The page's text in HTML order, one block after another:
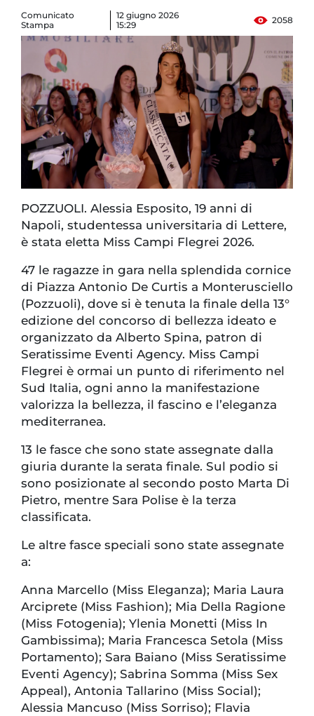
Comunicato
Stampa
12 giugno 2026
15:29
2058
POZZUOLI. Alessia Esposito, 19 anni di
Napoli, studentessa universitaria di Lettere,
è stata eletta Miss Campi Flegrei 2026.
47 le ragazze in gara nella splendida cornice
di Piazza Antonio De Curtis a Monterusciello
(Pozzuoli), dove si è tenuta la finale della 13°
edizione del concorso di bellezza ideato e
organizzato da Alberto Spina, patron di
Seratissime Eventi Agency. Miss Campi
Flegrei è ormai un punto di riferimento nel
Sud Italia, ogni anno la manifestazione
valorizza la bellezza, il fascino e l’eleganza
mediterranea.
13 le fasce che sono state assegnate dalla
giuria durante la serata finale. Sul podio si
sono posizionate al secondo posto Marta Di
Pietro, mentre Sara Polise è la terza
classificata.
Le altre fasce speciali sono state assegnate
a:
Anna Marcello (Miss Eleganza); Maria Laura
Arciprete (Miss Fashion); Mia Della Ragione
(Miss Fotogenia); Ylenia Monetti (Miss In
Gambissima); Maria Francesca Setola (Miss
Portamento); Sara Baiano (Miss Seratissime
Eventi Agency); Sabrina Somma (Miss Sex
Appeal), Antonia Tallarino (Miss Social);
Alessia Mancuso (Miss Sorriso); Flavia